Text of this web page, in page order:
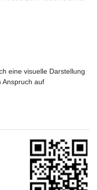
eine visuelle Darstellung
Anspruch auf